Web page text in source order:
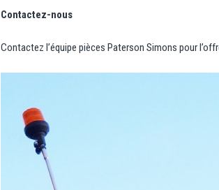
Contactez-nous
Contactez l’équipe pièces Paterson Simons pour